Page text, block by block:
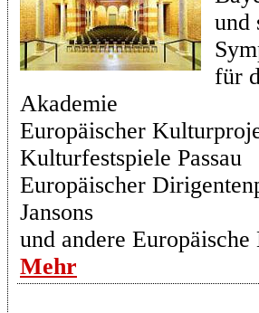
und
für
Akademie
Europäischer
Kulturfestspiele Passau
Europäischer
Jansons
und andere
Mehr